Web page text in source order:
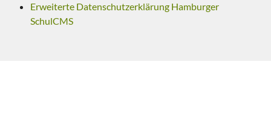
Erweiterte Datenschutzerklärung Hamburger
SchulCMS